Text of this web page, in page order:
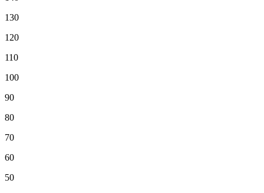
130
120
110
100
90
80
70
60
50